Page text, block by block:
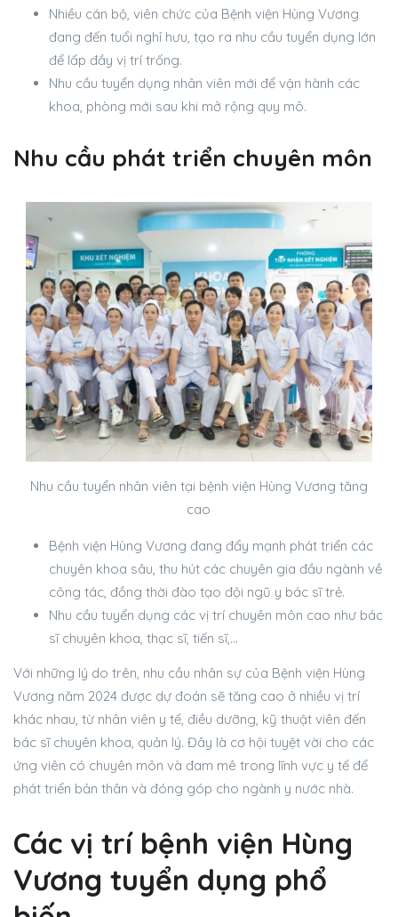
Nhiều cán bộ, viên chức của Bệnh viện Hùng Vương
đang đến tuổi nghỉ hưu, tạo ra nhu cầu tuyển dụng lớn
để lấp đầy vị trí trống.
Nhu cầu tuyển dụng nhân viên mới để vận hành các
khoa, phòng mới sau khi mở rộng quy mô.
Nhu cầu phát triển chuyên môn
Nhu cầu tuyển nhân viên tại bệnh viện Hùng Vương tăng
cao
Bệnh viện Hùng Vương đang đẩy mạnh phát triển các
chuyên khoa sâu, thu hút các chuyên gia đầu ngành về
công tác, đồng thời đào tạo đội ngũ y bác sĩ trẻ.
Nhu cầu tuyển dụng các vị trí chuyên môn cao như bác
sĩ chuyên khoa, thạc sĩ, tiến sĩ,…
Với những lý do trên, nhu cầu nhân sự của Bệnh viện Hùng
Vương năm 2024 được dự đoán sẽ tăng cao ở nhiều vị trí
khác nhau, từ nhân viên y tế, điều dưỡng, kỹ thuật viên đến
bác sĩ chuyên khoa, quản lý. Đây là cơ hội tuyệt vời cho các
ứng viên có chuyên môn và đam mê trong lĩnh vực y tế để
phát triển bản thân và đóng góp cho ngành y nước nhà.
Các vị trí bệnh viện Hùng
Vương tuyển dụng phổ